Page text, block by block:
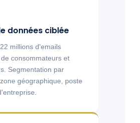
données ciblée
millions d'emails
consommateurs et
Segmentation par
géographique, poste